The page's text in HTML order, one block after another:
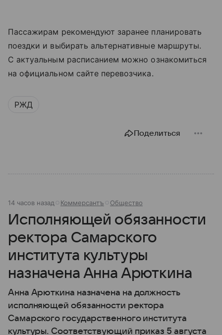
Пассажирам рекомендуют заранее планировать
поездки и выбирать альтернативные маршруты.
С актуальным расписанием можно ознакомиться
на официальном сайте перевозчика.
РЖД
Поделиться
14 часов назад Коммерсантъ Общество
Исполняющей обязанности
ректора Самарского
института культуры
назначена Анна Арюткина
Анна Арюткина назначена на должность
исполняющей обязанности ректора
Самарского государственного института
культуры. Соответствующий приказ 5 августа